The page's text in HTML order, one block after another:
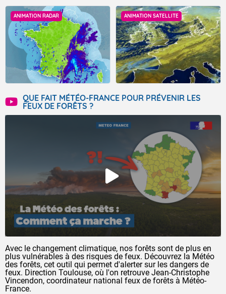
ANIMATION RADAR ANIMATION SATELLITE
QUE FAIT MÉTÉO-FRANCE POUR PRÉVENIR LES
FEUX DE FORÊTS ?
Avec le changement climatique, nos forêts sont de plus en
plus vulnérables à des risques de feux. Découvrez la Météo
des forêts, cet outil qui permet d'alerter sur les dangers de
feux. Direction Toulouse, où l'on retrouve Jean-Christophe
Vincendon, coordinateur national feux de forêts à Météo-
France.